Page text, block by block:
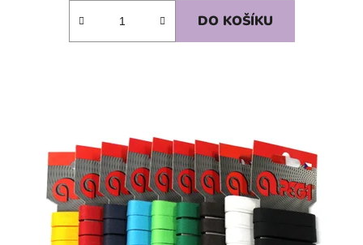
DO KOŠÍKU